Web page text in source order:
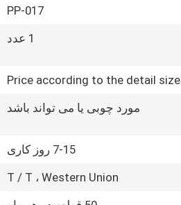
PP-017
1 عدد
Price according to the detail size
مورد چوبی یا می تواند باشد
7-15 روز کاری
T / T ، Western Union